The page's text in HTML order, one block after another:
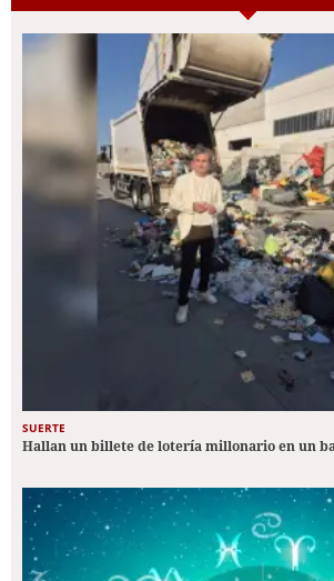
SUERTE
Hallan un billete de lotería millonario en un